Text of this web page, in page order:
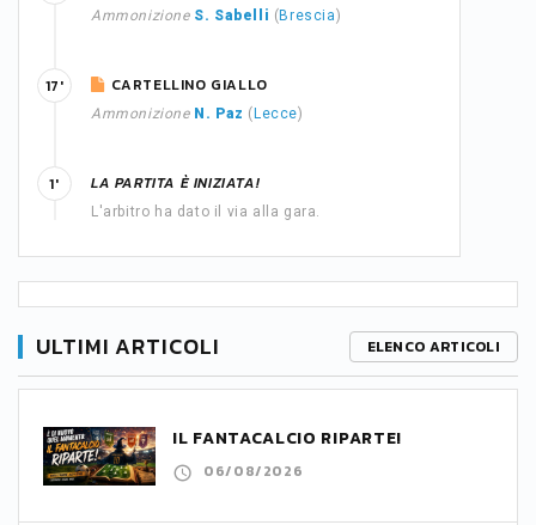
Ammonizione S. Sabelli ( Brescia)
CARTELLINO GIALLO
Ammonizione N. Paz ( Lecce)
17'
LA PARTITA È INIZIATA!
L'arbitro ha dato il via alla gara.
1'
ULTIMI ARTICOLI ELENCO ARTICOLI
IL FANTACALCIO RIPARTE!
06/08/2026